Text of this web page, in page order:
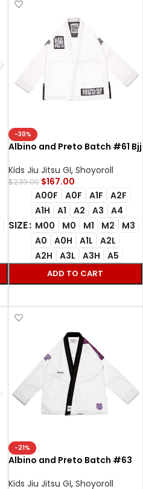
-30%
Albino and Preto Batch #61 Bjj
Kids Jiu Jitsu GI, Shoyoroll
$239.00 $167.00
SIZE
A00F A0F A1F
A2F
A1H
A1 A2 A3
A4
M00
M0 M1 M2
M3
A0
A0H A1L
A2L
A2H
A3L A3H A5
ADD TO CART
-21%
Albino and Preto Batch #63
Kids Jiu Jitsu GI, Shoyoroll